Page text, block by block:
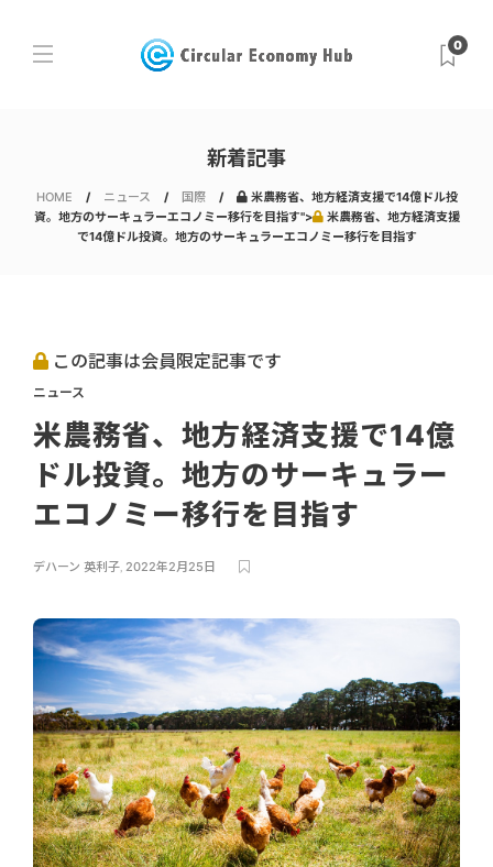
0
新着記事
HOME ニュース 国際
米農務省、地方経済支援で14億ドル投
資。地方のサーキュラーエコノミー移行を目指す">
米農務省、地方経済支援
で14億ドル投資。地方のサーキュラーエコノミー移行を目指す
この記事は会員限定記事です
ニュース
米農務省、地方経済支援で14億
ドル投資。地方のサーキュラー
エコノミー移行を目指す
デハーン 英利子, 2022年2月25日